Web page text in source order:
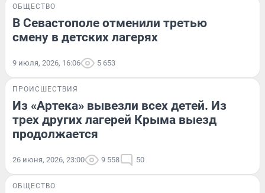
ОБЩЕСТВО
В Севастополе отменили третью
смену в детских лагерях
9 июля, 2026, 16:06 5 653
ПРОИСШЕСТВИЯ
Из «Артека» вывезли всех детей. Из
трех других лагерей Крыма выезд
продолжается
26 июня, 2026, 23:00 9 558 50
ОБЩЕСТВО